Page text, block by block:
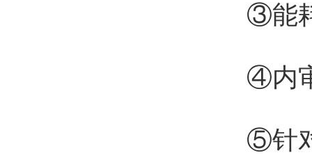
③能耗
④内审
⑤针对